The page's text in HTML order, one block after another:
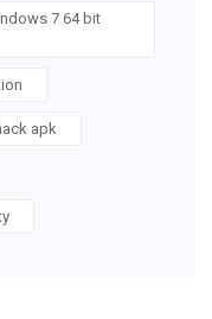
7 64 bit
apk